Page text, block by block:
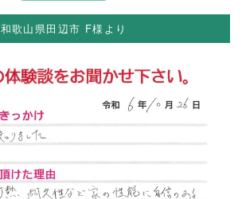
和歌山県田辺市 F様より